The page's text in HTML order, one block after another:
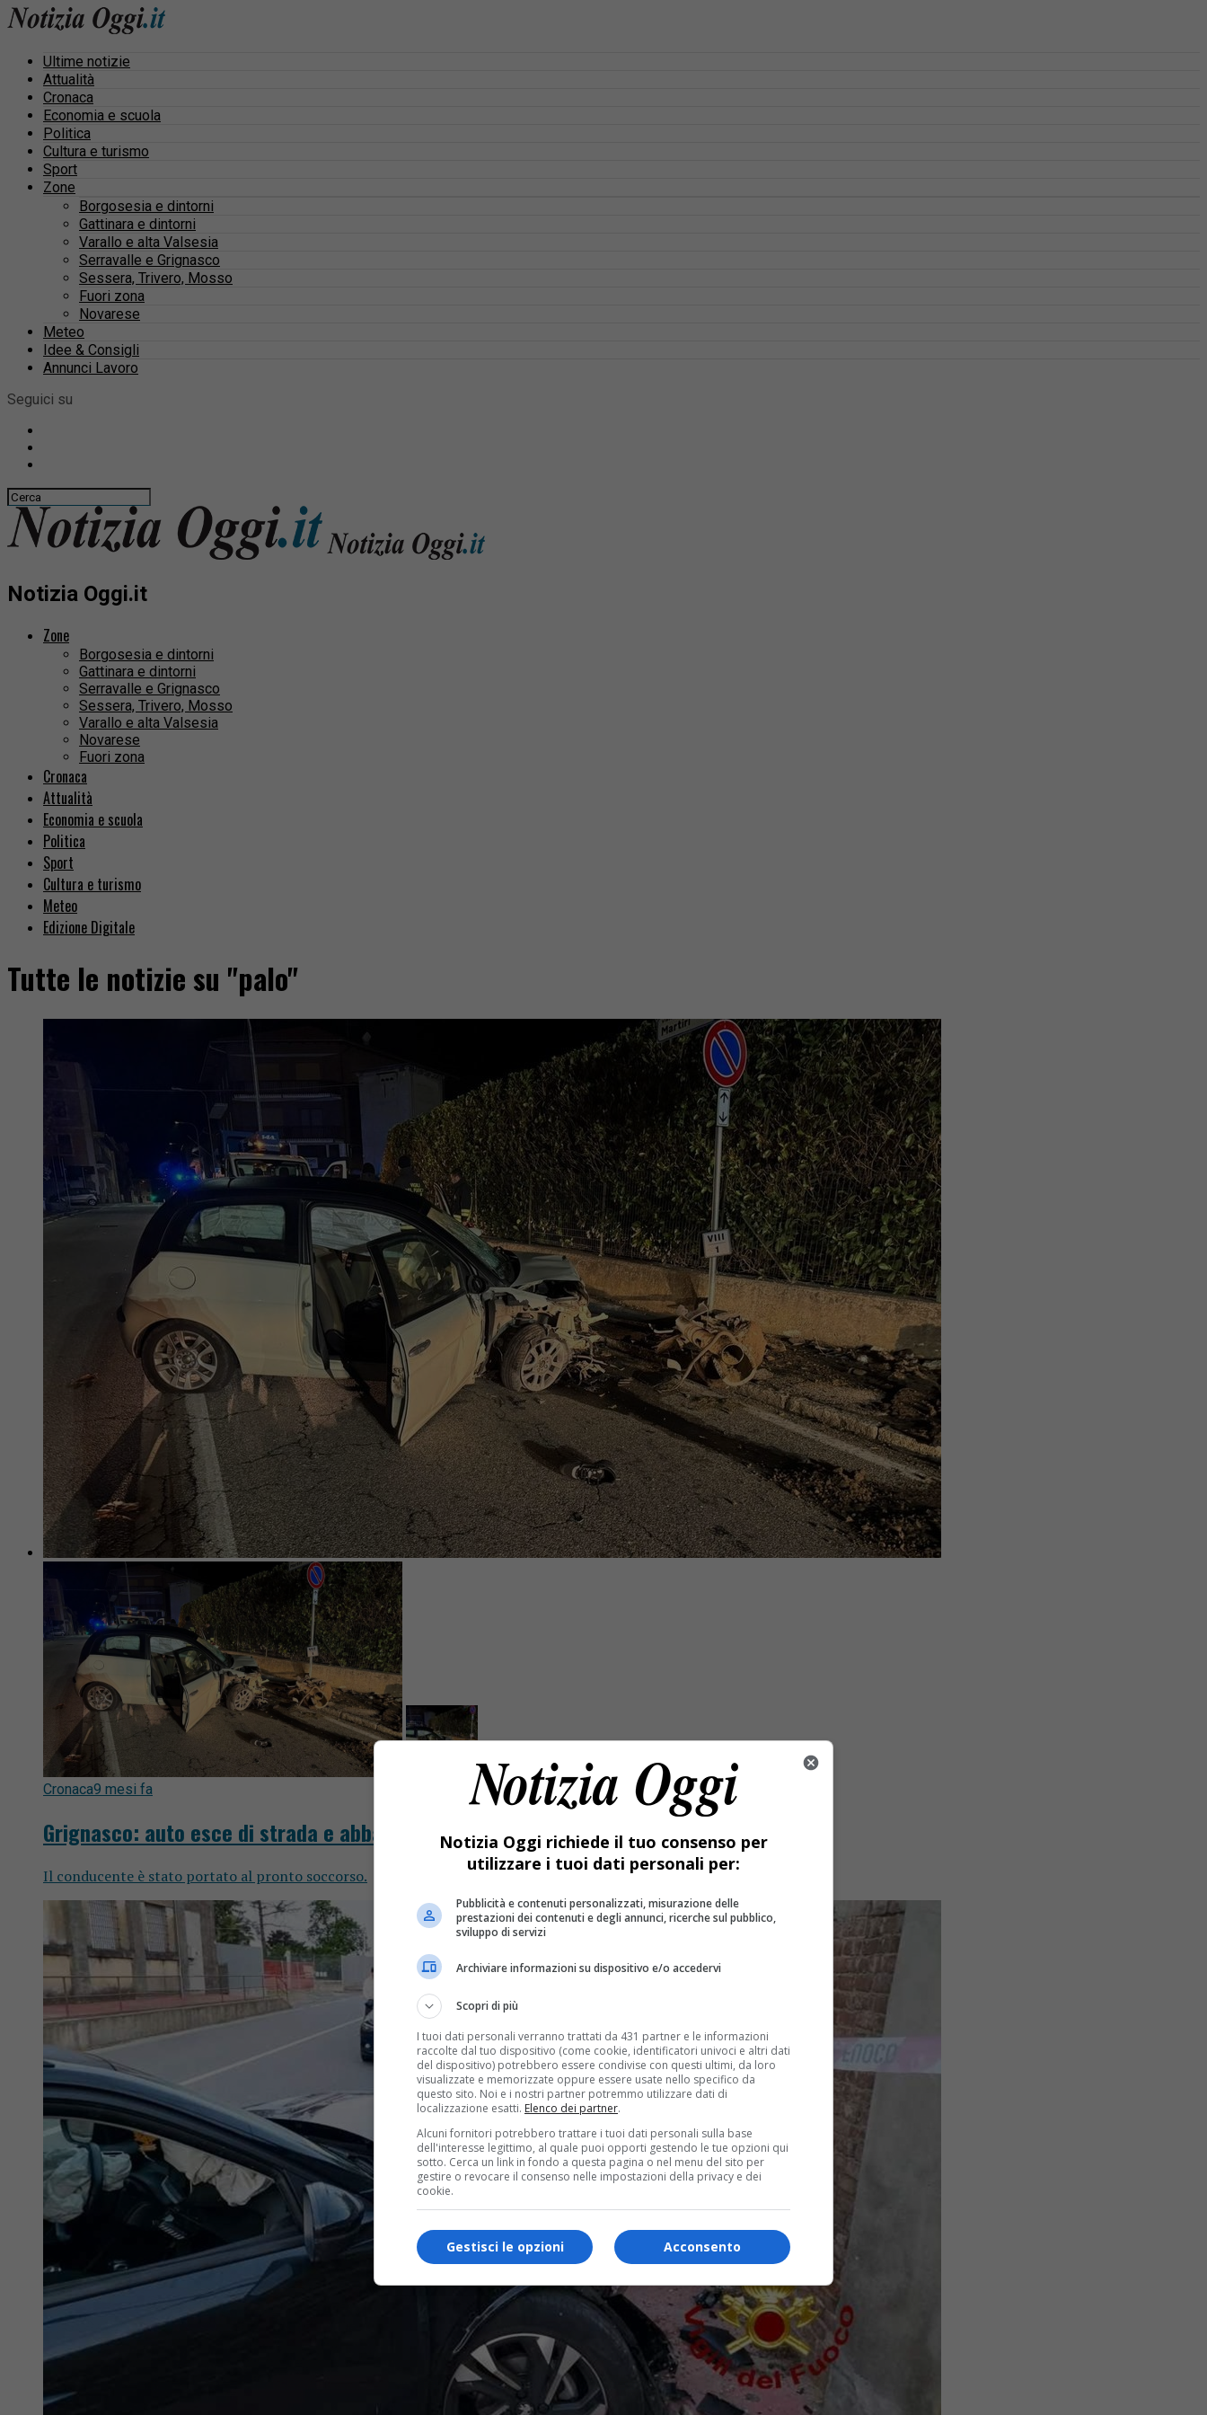
Ultime notizie
Attualità
Cronaca
Economia e scuola
Politica
Cultura e turismo
Sport
Zone
Borgosesia e dintorni
Gattinara e dintorni
Varallo e alta Valsesia
Serravalle e Grignasco
Sessera, Trivero, Mosso
Fuori zona
Novarese
Meteo
Idee & Consigli
Annunci Lavoro
Seguici su
Notizia Oggi.it
Zone
Borgosesia e dintorni
Gattinara e dintorni
Serravalle e Grignasco
Sessera, Trivero, Mosso
Varallo e alta Valsesia
Novarese
Fuori zona
Cronaca
Attualità
Economia e scuola
Politica
Sport
Cultura e turismo
Meteo
Edizione Digitale
Tutte le notizie su "palo"
Cronaca9 mesi fa
Grignasco: auto esce di strada e abbatte un palo della luce. LE FOTO
Il conducente è stato portato al pronto soccorso.
Notizia Oggi richiede il tuo consenso per
utilizzare i tuoi dati personali per:
Pubblicità e contenuti personalizzati, misurazione delle
prestazioni dei contenuti e degli annunci, ricerche sul pubblico,
sviluppo di servizi
Archiviare informazioni su dispositivo e/o accedervi
Scopri di più
I tuoi dati personali verranno trattati da 431 partner e le informazioni
raccolte dal tuo dispositivo (come cookie, identificatori univoci e altri dati
del dispositivo) potrebbero essere condivise con questi ultimi, da loro
visualizzate e memorizzate oppure essere usate nello specifico da
questo sito. Noi e i nostri partner potremmo utilizzare dati di
localizzazione esatti. Elenco dei partner.
Alcuni fornitori potrebbero trattare i tuoi dati personali sulla base
dell'interesse legittimo, al quale puoi opporti gestendo le tue opzioni qui
sotto. Cerca un link in fondo a questa pagina o nel menu del sito per
gestire o revocare il consenso nelle impostazioni della privacy e dei
cookie.
Acconsento
Gestisci le opzioni